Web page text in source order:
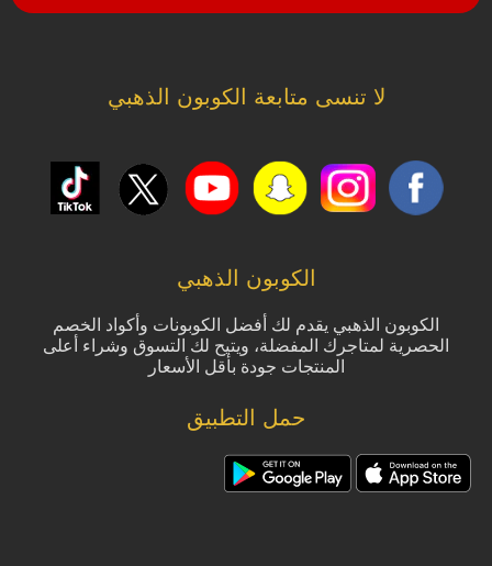
لا تنسى متابعة الكوبون الذهبي
الكوبون الذهبي
الكوبون الذهبي يقدم لك أفضل الكوبونات وأكواد الخصم
الحصرية لمتاجرك المفضلة، ويتيح لك التسوق وشراء أعلى
المنتجات جودة بأقل الأسعار
حمل التطبيق